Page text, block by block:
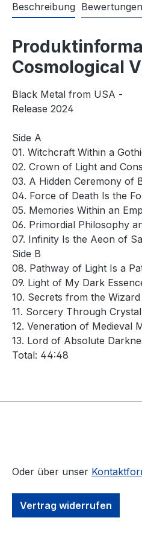
Beschreibung Bewertungen
Cosmological
Black Metal from USA -
Release 2024
Side A
01. Witchcraft Within a
02. Crown of Light and
03. A Hidden Ceremony of
04. Force of Death Is the
05. Memories Within an
06. Primordial Philosophy
07. Infinity Is the Aeon of
Side B
08. Pathway of Light Is a
09. Light of My Dark
10. Secrets from the
11. Sorcery Through
12. Veneration of Medieval
13. Lord of Absolute
Total: 44:48
Oder über unser
Vertrag widerrufen